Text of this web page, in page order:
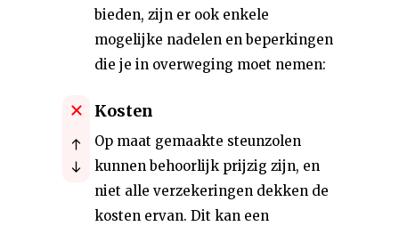
bieden, zijn er ook enkele
mogelijke nadelen en beperkingen
die je in overweging moet nemen:
Kosten
Op maat gemaakte steunzolen
kunnen behoorlijk prijzig zijn, en
niet alle verzekeringen dekken de
kosten ervan. Dit kan een